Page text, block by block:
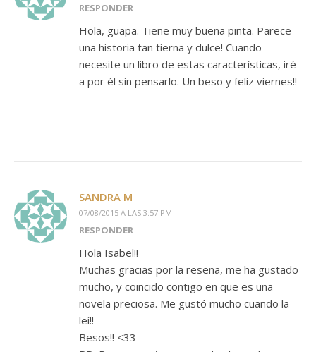
RESPONDER
Hola, guapa. Tiene muy buena pinta. Parece
una historia tan tierna y dulce! Cuando
necesite un libro de estas características, iré
a por él sin pensarlo. Un beso y feliz viernes!!
SANDRA M
07/08/2015 A LAS 3:57 PM
RESPONDER
Hola Isabel!!
Muchas gracias por la reseña, me ha gustado
mucho, y coincido contigo en que es una
novela preciosa. Me gustó mucho cuando la
leí!!
Besos!! <33